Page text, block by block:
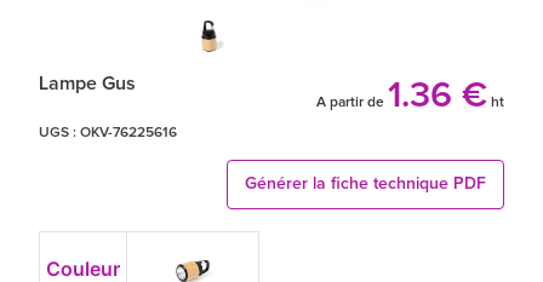
Lampe Gus
A partir de 1.36 € ht
UGS : OKV-76225616
Générer la fiche technique PDF
Couleur